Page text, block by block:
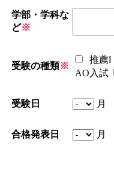
学部・学科な
ど※
受験の種類※
推薦Ⅰ
AO入試
受験日 月
合格発表日 月